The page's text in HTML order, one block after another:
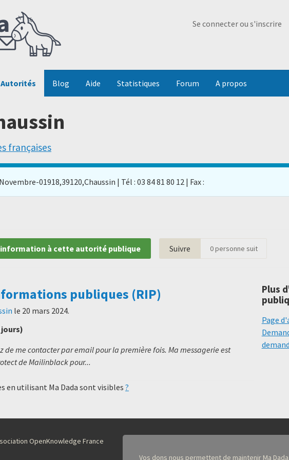
Se connecter ou s'inscrire
Autorités Blog Aide Statistiques Forum A propos
françaises
01918,39120,Chaussin | Tél : 03 84 81 80 12 | Fax :
à cette autorité publique Suivre 0personne suit
publiques (RIP)
le 20 mars 2024.
jours)
de me contacter par email pour la première fois. Ma messagerie est
de Mailinblack pour...
en utilisant Ma Dada sont visibles ?
Plus
Page
OpenKnowledge France
Vos dons nous permettent de maintenir Ma Dada.